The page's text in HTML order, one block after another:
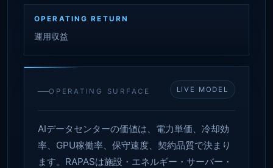
OPERATING RETURN
運用収益
OPERATING SURFACE LIVE MODEL
AIデータセンターの価値は、電力単価、冷却効
率、GPU稼働率、保守速度、契約品質で決まり
ます。RAPASは施設・エネルギー・サーバー・